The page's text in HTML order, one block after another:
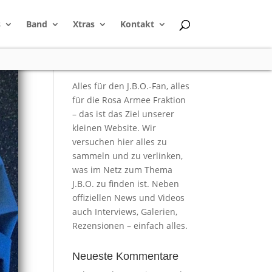
Band Xtras Kontakt
Alles für den J.B.O.-Fan, alles
für die Rosa Armee Fraktion
– das ist das Ziel unserer
kleinen Website. Wir
versuchen hier alles zu
sammeln und zu verlinken,
was im Netz zum Thema
J.B.O. zu finden ist. Neben
offiziellen News und Videos
auch Interviews, Galerien,
Rezensionen – einfach alles.
Neueste Kommentare